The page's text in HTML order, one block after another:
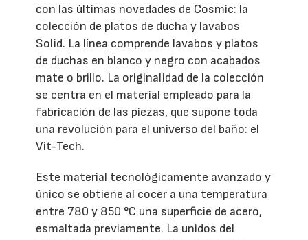
con las últimas novedades de Cosmic: la
colección de platos de ducha y lavabos
Solid. La línea comprende lavabos y platos
de duchas en blanco y negro con acabados
mate o brillo. La originalidad de la colección
se centra en el material empleado para la
fabricación de las piezas, que supone toda
una revolución para el universo del baño: el
Vit-Tech.
Este material tecnológicamente avanzado y
único se obtiene al cocer a una temperatura
entre 780 y 850 °C una superficie de acero,
esmaltada previamente. La unidos del